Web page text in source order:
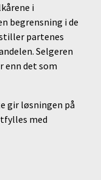
i
begrensning i de
partenes
Selgeren
enn det som
gir løsningen på
med